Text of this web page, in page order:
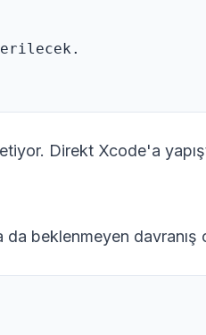
Direkt Xcode'a
da beklenmeyen davranış